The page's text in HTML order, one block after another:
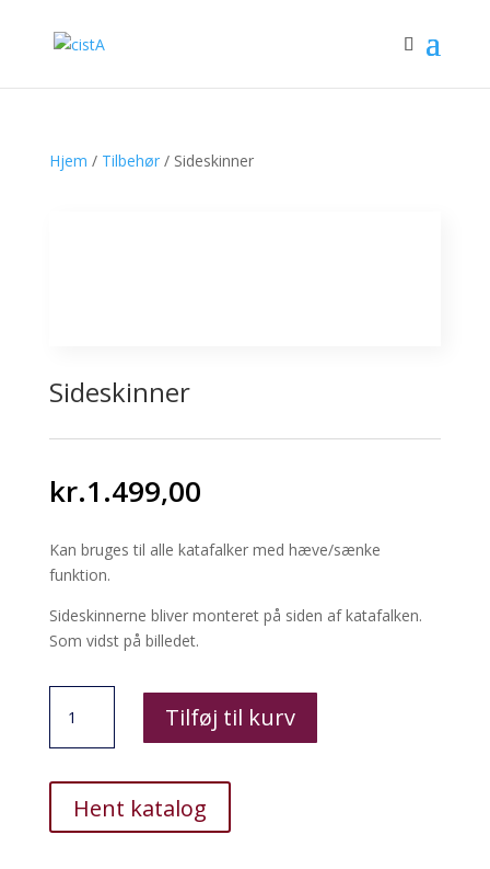
Hjem / Tilbehør/ Sideskinner
Sideskinner
kr.1.499,00
Kan bruges til alle katafalker med hæve/sænke
funktion.
Sideskinnerne bliver monteret på siden af katafalken.
Som vidst på billedet.
antal
Tilføj til kurv
Hent katalog